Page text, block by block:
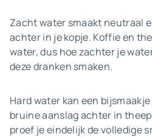
Zacht water smaakt neutraal
achter in je kopje. Koffie en
water, dus hoe zachter je
deze dranken smaken.
Hard water kan een
bruine aanslag achter in
proef je eindelijk de volledige